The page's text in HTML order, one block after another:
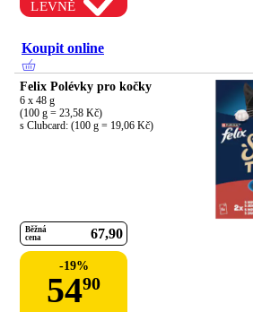
LEVNĚ
Koupit online
Felix Polévky pro kočky
6 x 48 g
(100 g = 23,58 Kč)
s Clubcard: (100 g = 19,06 Kč)
Běžná
cena
67 90
-19%
5490